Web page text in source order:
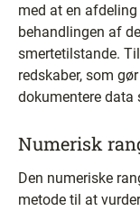
med at en
behandlingen af
smertetilstande.
redskaber, som
dokumentere data
Numerisk
Den numeriske
metode til at